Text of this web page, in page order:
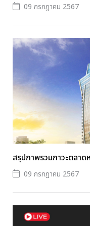
09 กรกฎาคม 2567
สรุปภาพรวมภาวะตลา
09 กรกฎาคม 2567